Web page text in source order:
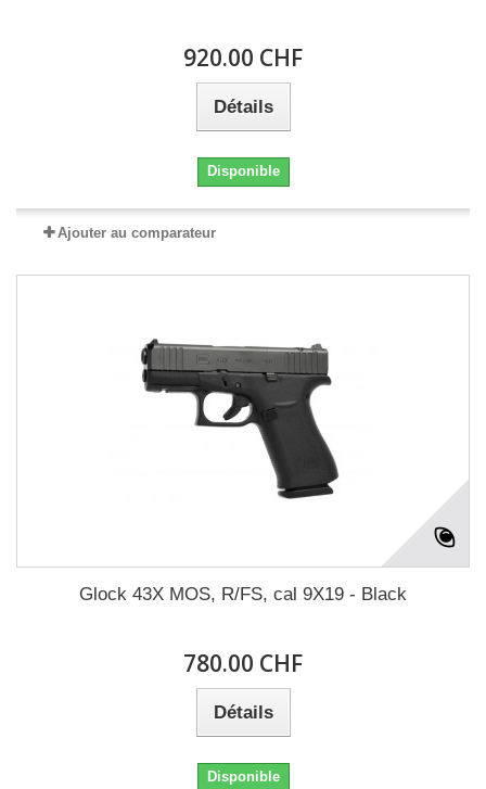
920.00 CHF
Détails
Disponible
Ajouter au comparateur
Glock 43X MOS, R/FS, cal 9X19 - Black
780.00 CHF
Détails
Disponible